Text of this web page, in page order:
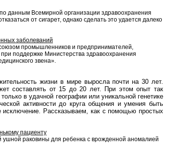
данным Всемирной организации здравоохранения
от сигарет, однако сделать это удается далеко
заболеваний
промышленников и предпринимателей,
поддержке Министерства здравоохранения
звена».
жизни в мире выросла почти на 30 лет.
составлять от 15 до 20 лет. При этом опыт так
в удачной географии или уникальной генетике
активности до круга общения и умения быть
исключение. Рассказываем, как с помощью простых
пациенту
ушной раковины для ребенка с врожденной аномалией